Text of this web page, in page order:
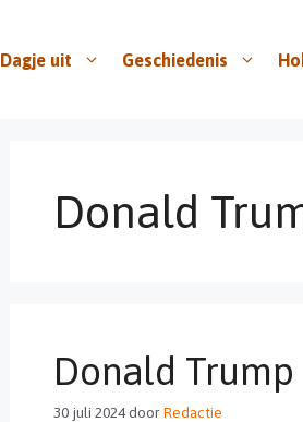
Dagje uit Geschiedenis
Donald
Donald
30 juli 2024doorRedactie